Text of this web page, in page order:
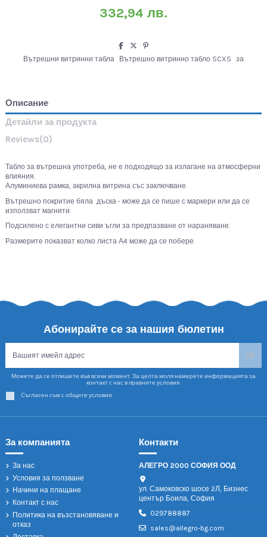
332,94 лв.
Вътрешни витринни табла Вътрешно витринно табло SCXS за
Описание
Детайли за продукта
Reviews(0)
Табло за вътрешна употреба, не е подходящо за излагане на атмосферни
влияния.
Алуминиева рамка, акрилна витрина със заключване.
Вътрешно покритие бяла дъска - може да се пише с маркери или да се
използват магнити.
Подсилено с елегантни сиви ъгли за предпазване от нараняване.
Размерите показват колко листа А4 може да се побере.
Абонирайте се за нашия бюлетин
Можете да се отпишете във всеки момент. За целта моля намерете информацията за
контакт с нас в правните условия.
Съгласен съм с общите условия.
За компанията
За нас
Условия за ползване
Начини на плащане
Контакт с нас
Политика на възстановяване и
отказ
Контакти
АЛЕГРО 2000 СОФИЯ ООД
ул. Самоковско шосе 2Л, Бизнес
център Боила, София
029788887
sales@allegro-bg.com